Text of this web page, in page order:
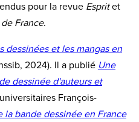
pour la revue Espritet
France.
dessinées et les mangas en
2024). Il a publié Une
dessinée d'auteurs et
François-
la bande dessinée en France